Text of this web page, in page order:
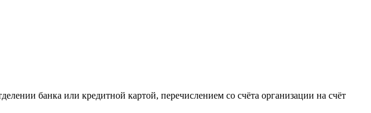
банка или кредитной картой, перечислением со счёта организации на счёт